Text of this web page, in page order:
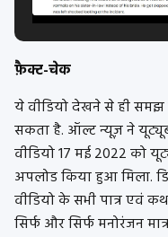
फ़ैक्ट-चेक
ये वीडियो देखने से ही समझ
सकता है. ऑल्ट न्यूज़ ने
वीडियो 17 मई 2022 को
अपलोड किया हुआ मिला.
वीडियो के सभी पात्र एवं
सिर्फ और सिर्फ मनोरंजन